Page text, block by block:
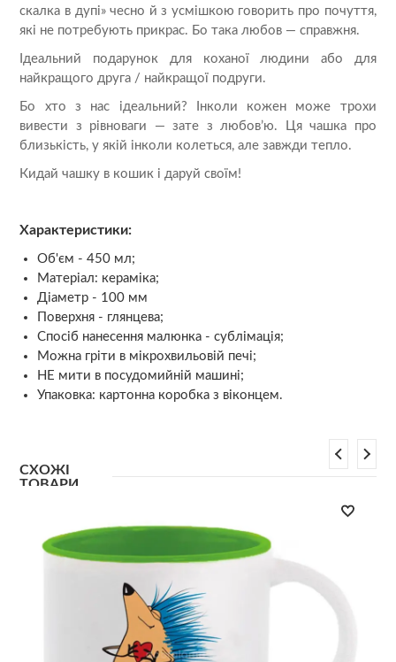
скалка в дупі» чесно й з усмішкою говорить про почуття,
які не потребують прикрас. Бо така любов — справжня.
Ідеальний подарунок для коханої людини або для
найкращого друга / найкращої подруги.
Бо хто з нас ідеальний? Інколи кожен може трохи
вивести з рівноваги — зате з любов’ю. Ця чашка про
близькість, у якій інколи колеться, але завжди тепло.
Кидай чашку в кошик і даруй своїм!
Характеристики:
Об'єм - 450 мл;
Матеріал: кераміка;
Діаметр - 100 мм
Поверхня - глянцева;
Спосіб нанесення малюнка - сублімація;
Можна гріти в мікрохвильовій печі;
НЕ мити в посудомийній машині;
Упаковка: картонна коробка з віконцем.
СХОЖІ
ТОВАРИ